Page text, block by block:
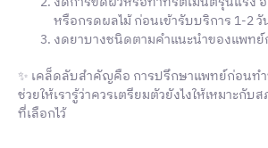
หรือกรดผลไม้ ก่อนเข้ารับบริการ 1-2 วั
งดยาบางชนิดตามคำแนะนำของแพทย์
✨ เคล็ดลับสำคัญคือ การปรึกษาแพทย์ก่อนท
ช่วยให้เรารู้ว่าควรเตรียมตัวยังไงให้เหมาะกับ
ที่เลือกไว้